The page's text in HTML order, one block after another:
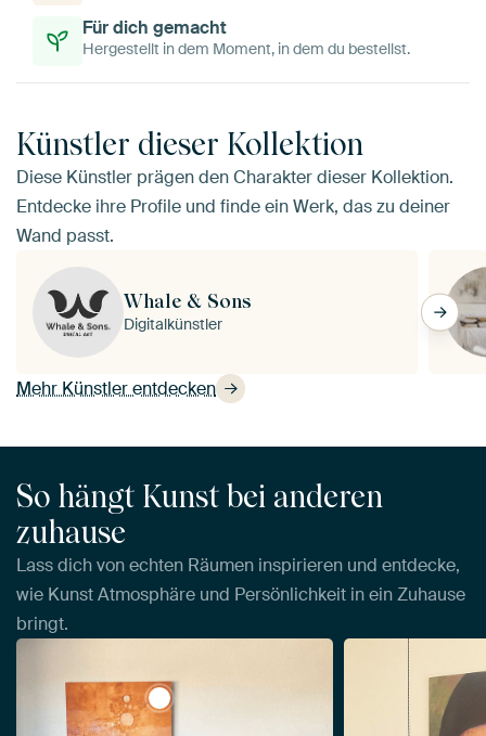
Für dich gemacht
Hergestellt in dem Moment, in dem du bestellst.
Künstler dieser Kollektion
Diese Künstler prägen den Charakter dieser Kollektion.
Entdecke ihre Profile und finde ein Werk, das zu deiner
Wand passt.
Mehr Künstler entdecken
Whale & Sons
Digitalkünstler
So hängt Kunst bei anderen
zuhause
Lass dich von echten Räumen inspirieren und entdecke,
wie Kunst Atmosphäre und Persönlichkeit in ein Zuhause
bringt.
View Träume von Albaicín von Whale